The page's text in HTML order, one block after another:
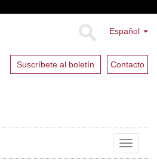
Español
Suscríbete al boletín Contacto
Toggle